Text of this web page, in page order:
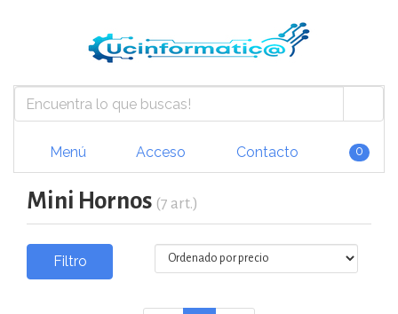
Menú Acceso Contacto 0
Mini Hornos (7 art.)
Filtro